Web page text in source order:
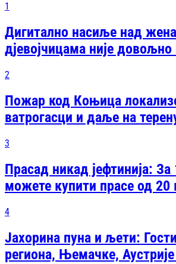
1
Дигитално насиље над
дјевојчицама није довољно
2
Пожар код Коњица
ватрогасци и даље на
3
Прасад никад јефтинија:
можете купити прасе од 20
4
Јахорина пуна и љети:
региона, Њемачке,